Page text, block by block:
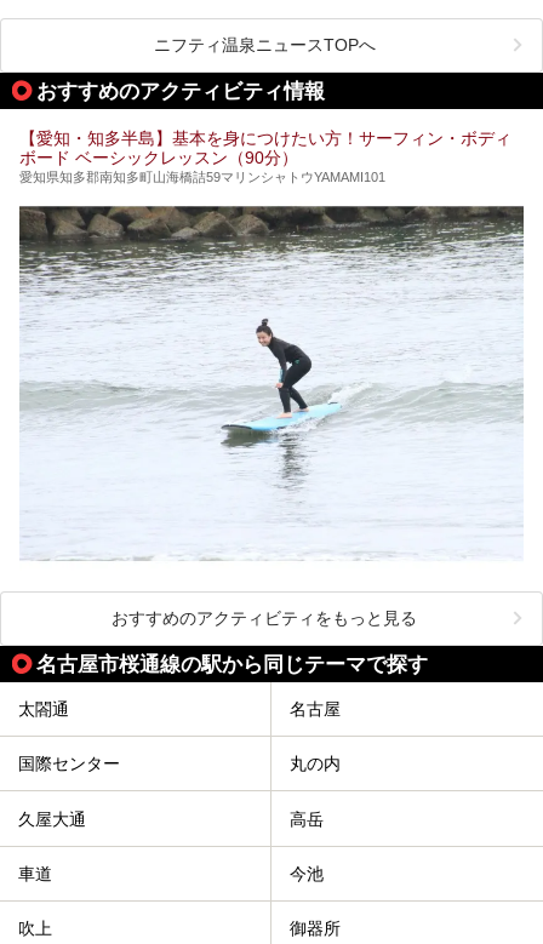
ムリエの目線で紹介していきます！
名古屋市内にはスーパー銭湯や日帰り温泉が多く、「どこに
行こうかな？」と悩んでしまう方も多いと思います。
ぜひこの記事を参考にして「キャナル・リゾート」に出かけ
てみるのはいかがでしょうか？
ニフティ温泉ニュースTOPへ
おすすめのアクティビティ情報
【愛知・知多半島】基本を身につけたい方！サーフィン・ボディ
ボード ベーシックレッスン（90分）
愛知県知多郡南知多町山海橋詰59マリンシャトウYAMAMI101
おすすめのアクティビティをもっと見る
名古屋市桜通線の駅から同じテーマで探す
太閤通 名古屋
国際センター 丸の内
久屋大通 高岳
車道 今池
吹上 御器所